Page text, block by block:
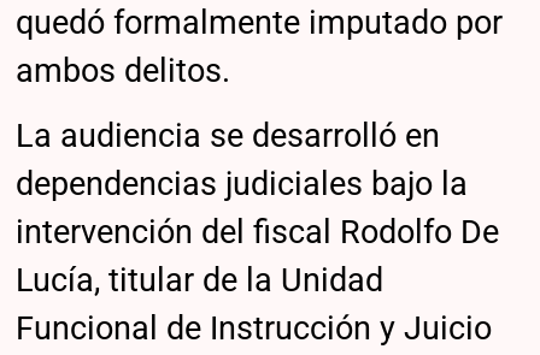
quedó formalmente imputado por
ambos delitos.
La audiencia se desarrolló en
dependencias judiciales bajo la
intervención del fiscal Rodolfo De
Lucía, titular de la Unidad
Funcional de Instrucción y Juicio